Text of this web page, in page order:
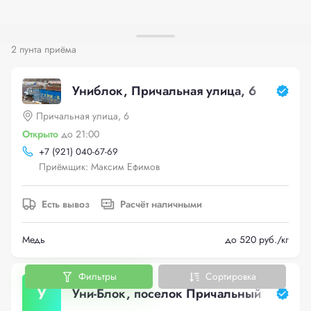
2 пунта приёма
Униблок, Причальная улица, 6
Причальная улица, 6
Открыто до 21:00
+7 (921) 040-67-69
Приёмщик: Максим Ефимов
Есть вывоз Расчёт наличными
Медь до 520 руб./кг
У Уни-Блок, поселок Причальный
Фильтры Сортировка